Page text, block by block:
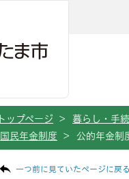
トップページ > 暮らし・手
国民年金制度
> 公的年金制
一つ前に見ていたページに戻る